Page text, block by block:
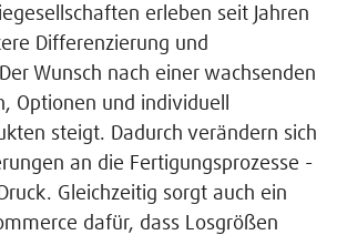
erleben seit Jahren
Differenzierung und
Wunsch nach einer wachsenden
Optionen und individuell
steigt. Dadurch verändern sich
an die Fertigungsprozesse -
Gleichzeitig sorgt auch ein
dafür, dass Losgrößen